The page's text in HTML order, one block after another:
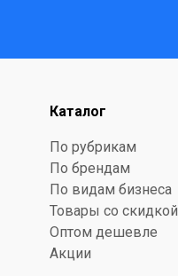
Каталог
По рубрикам
По брендам
По видам бизнеса
Товары со скидкой
Оптом дешевле
Акции